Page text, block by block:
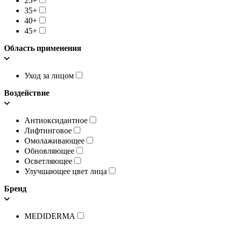
35+
40+
45+
Область применения
Уход за лицом
Воздействие
Антиоксидантное
Лифтинговое
Омолаживающее
Обновляющее
Осветляющее
Улучшающее цвет лица
Бренд
MEDIDERMA